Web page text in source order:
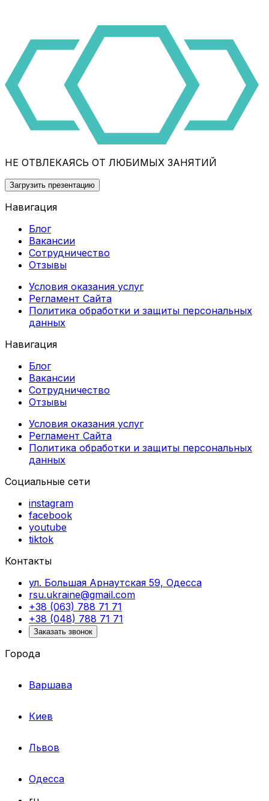
НЕ ОТВЛЕКАЯСЬ ОТ ЛЮБИМЫХ ЗАНЯТИЙ
Загрузить презентацию
Навигация
Блог
Вакансии
Сотрудничество
Отзывы
Условия оказания услуг
Регламент Сайта
Политика обработки и защиты персональных
данных
Навигация
Блог
Вакансии
Сотрудничество
Отзывы
Условия оказания услуг
Регламент Сайта
Политика обработки и защиты персональных
данных
Социальные сети
instagram
facebook
youtube
tiktok
Контакты
ул. Большая Арнаутская 59, Одесса
rsu.ukraine@gmail.com
+38 (063) 788 71 71
+38 (048) 788 71 71
Заказать звонок
Города
Варшава
Киев
Львов
Одесса